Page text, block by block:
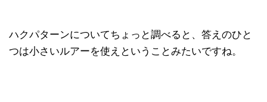
ハクパターンについてちょっと調べると、答えのひと
つは小さいルアーを使えということみたいですね。